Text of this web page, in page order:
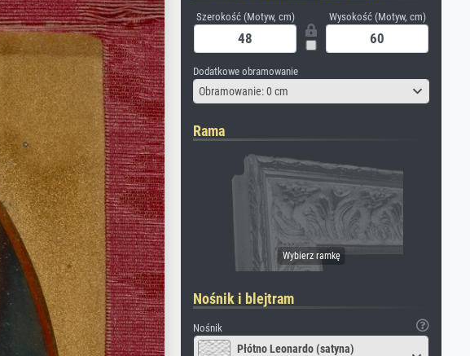
Szerokość (Motyw, cm) Wysokość (Motyw, cm)
Dodatkowe obramowanie
Obramowanie: 0 cm
Rama
Nośnik i blejtram
Nośnik
Płótno Leonardo (satyna)